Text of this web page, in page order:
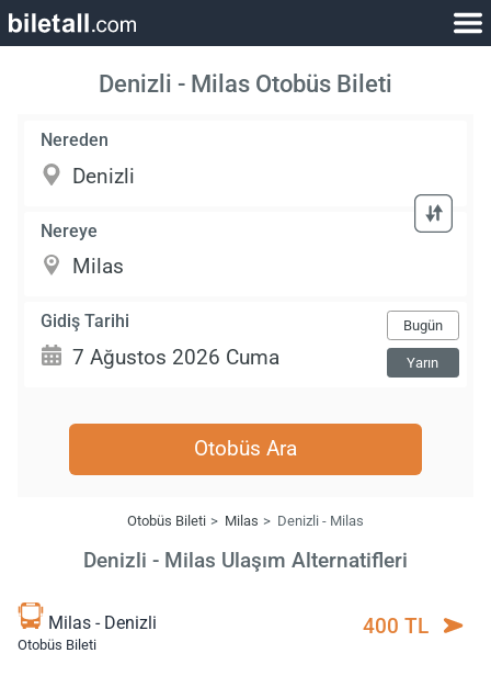
Denizli - Milas Otobüs Bileti
Nereden
Nereye
Gidiş Tarihi Bugün
Yarın
Otobüs Ara
Otobüs Bileti Milas Denizli - Milas
Denizli - Milas Ulaşım Alternatifleri
Milas - Denizli
Otobüs Bileti
400 TL